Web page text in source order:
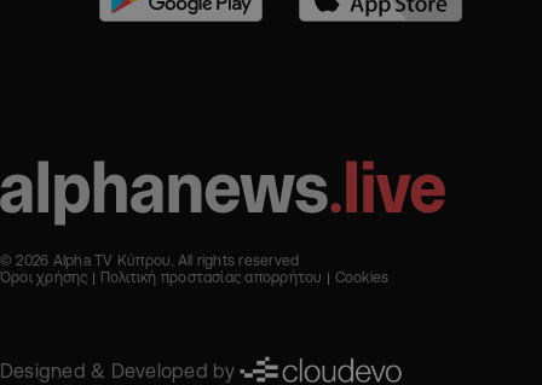
© 2026 Alpha TV Κύπρου. All rights reserved
Όροι χρήσης
Πολιτική προστασίας απορρήτου Cookies
Designed & Developed by